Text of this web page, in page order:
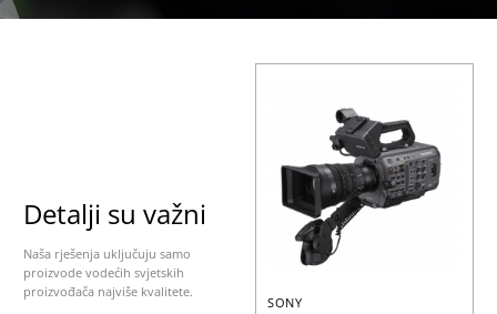
Detalji su važni
Naša rješenja uključuju samo
proizvode vodećih svjetskih
proizvođača najviše kvalitete.
SONY